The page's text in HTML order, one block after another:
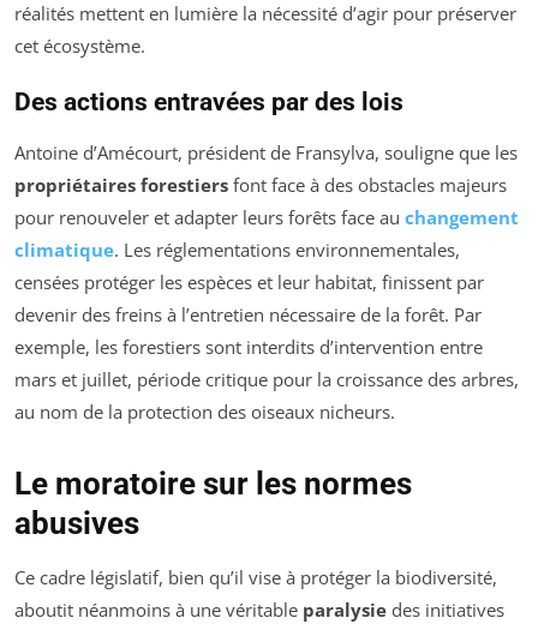
réalités mettent en lumière la nécessité d’agir pour préserver
cet écosystème.
Des actions entravées par des lois
Antoine d’Amécourt, président de Fransylva, souligne que les
propriétaires forestiers font face à des obstacles majeurs
pour renouveler et adapter leurs forêts face au changement
climatique. Les réglementations environnementales,
censées protéger les espèces et leur habitat, finissent par
devenir des freins à l’entretien nécessaire de la forêt. Par
exemple, les forestiers sont interdits d’intervention entre
mars et juillet, période critique pour la croissance des arbres,
au nom de la protection des oiseaux nicheurs.
Le moratoire sur les normes
abusives
Ce cadre législatif, bien qu’il vise à protéger la biodiversité,
aboutit néanmoins à une véritable paralysie des initiatives